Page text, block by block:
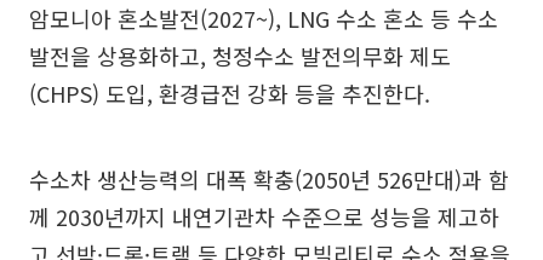
암모니아 혼소발전(2027~), LNG 수소 혼소 등 수소
발전을 상용화하고, 청정수소 발전의무화 제도
(CHPS) 도입, 환경급전 강화 등을 추진한다.
수소차 생산능력의 대폭 확충(2050년 526만대)과 함
께 2030년까지 내연기관차 수준으로 성능을 제고하
고 선박·드론·트램 등 다양한 모빌리티로 수소 적용을